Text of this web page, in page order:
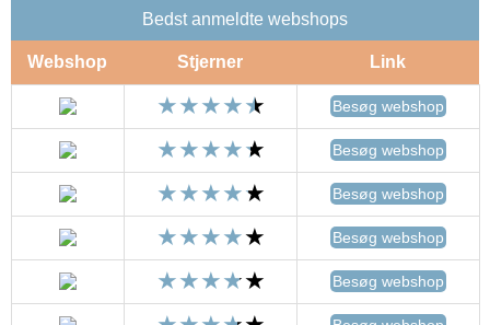
Bedst anmeldte webshops
Webshop Stjerner Link
Besøg webshop
Besøg webshop
Besøg webshop
Besøg webshop
Besøg webshop